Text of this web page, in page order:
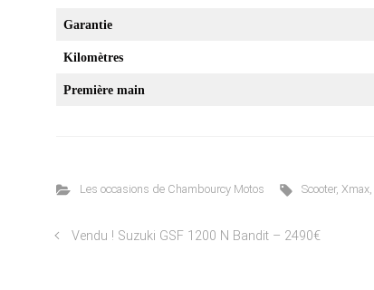
Garantie
Kilomètres
Première main
Les occasions de Chambourcy Motos Scooter,Xmax
Vendu ! Suzuki GSF 1200 N Bandit – 2490€